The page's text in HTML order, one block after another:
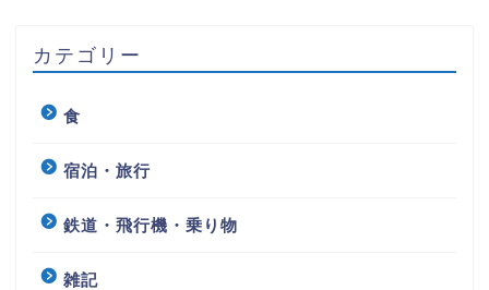
カテゴリー
食
宿泊・旅行
鉄道・飛行機・乗り物
雑記